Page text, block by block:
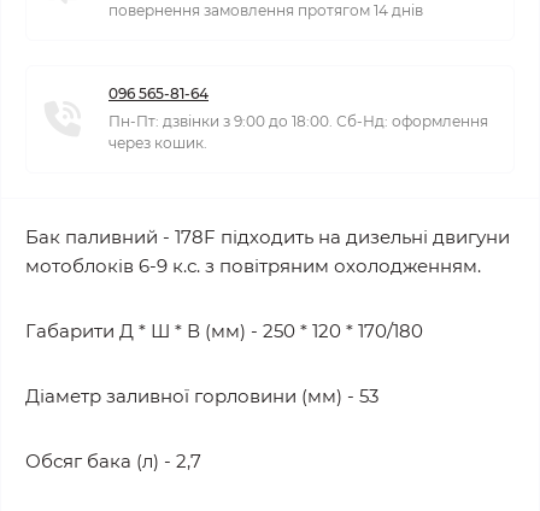
повернення замовлення протягом 14 днів
096 565-81-64
Пн-Пт: дзвінки з 9:00 до 18:00. Сб-Нд: оформлення
через кошик.
Бак паливний - 178F підходить на дизельні двигуни
мотоблоків 6-9 к.с. з повітряним охолодженням.
Габарити Д * Ш * В (мм) - 250 * 120 * 170/180
Діаметр заливної горловини (мм) - 53
Обсяг бака (л) - 2,7